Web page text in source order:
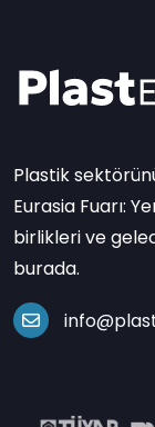
Plastik
Eurasia Fuarı:
birlikleri ve
burada.